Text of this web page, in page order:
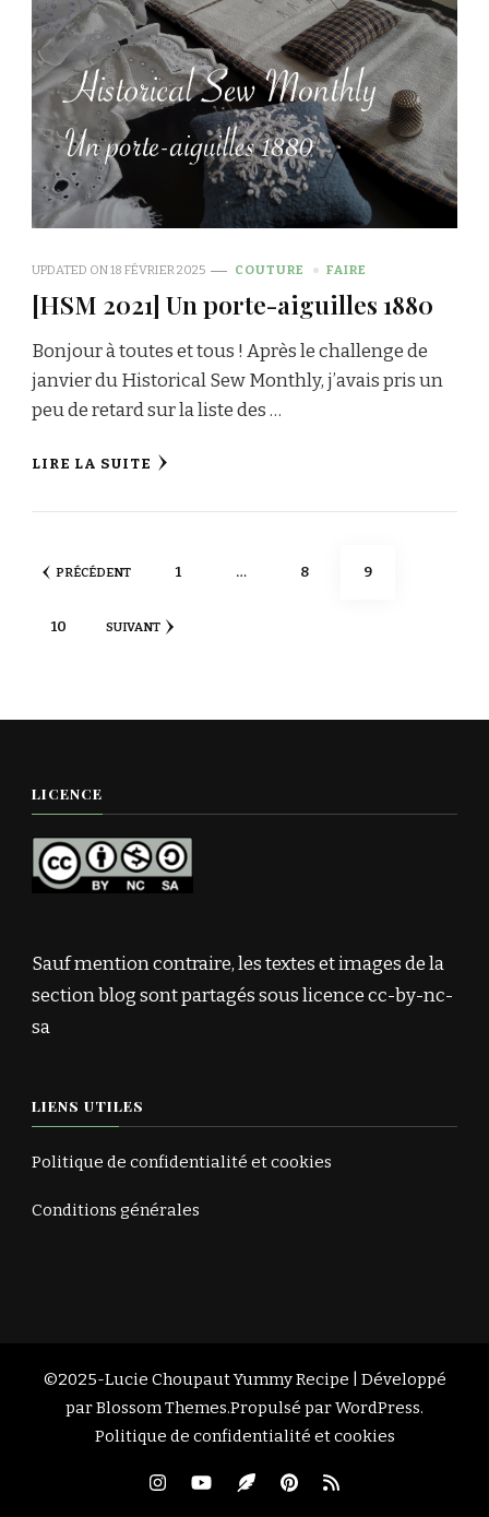
UPDATED ON18 FÉVRIER 2025 COUTURE FAIRE
[HSM 2021] Un porte-aiguilles 1880
Bonjour à toutes et tous ! Après le challenge de
janvier du Historical Sew Monthly, j’avais pris un
peu de retard sur la liste des …
LIRE LA SUITE
Pagination
publications
PRÉCÉDENT PAGE
1 … PAGE
8 PAGE
9
PAGE
10 SUIVANT
LICENCE
Sauf mention contraire, les textes et images de la
section blog sont partagés sous licence cc-by-nc-
sa
LIENS UTILES
Politique de confidentialité et cookies
Conditions générales
©2025-Lucie ChoupautYummy Recipe | Développé
parBlossom Themes.Propulsé parWordPress.
Politique de confidentialité et cookies